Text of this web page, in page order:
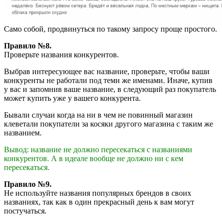
Само собой, продвинуться по такому запросу проще простого.
Правило №8.
Проверьте названия конкурентов.
Выбрав интересующее вас название, проверьте, чтобы ваши
конкуренты не работали под теми же именами. Иначе, купив
у вас и запомнив ваше название, в следующий раз покупатель
может купить уже у вашего конкурента.
Бывали случаи когда на ни в чем не повинный магазин
клеветали покупатели за косяки другого магазина с таким же
названием.
Вывод: название не должно пересекаться с названиями
конкурентов. А в идеале вообще не должно ни с кем
пересекаться.
Правило №9.
Не используйте названия популярных брендов в своих
названиях, так как в один прекрасный день к вам могут
постучаться.